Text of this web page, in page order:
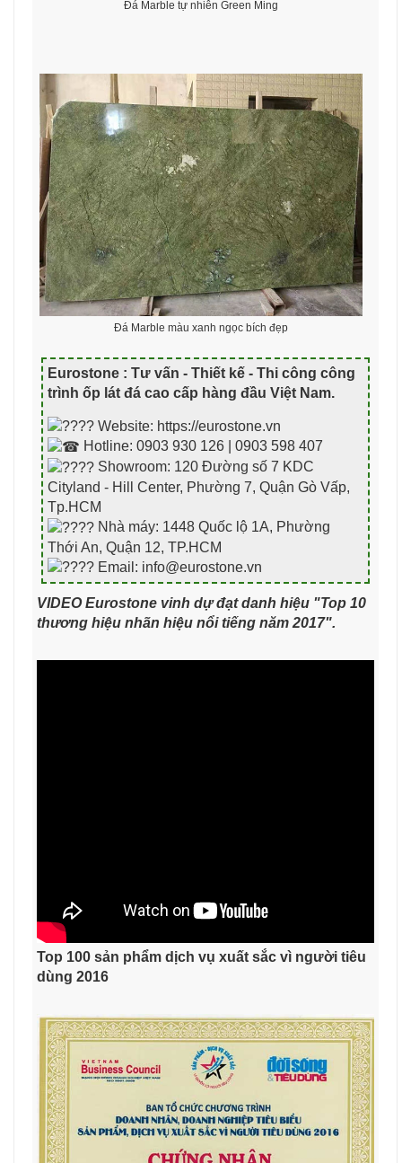
Đá Marble tự nhiên Green Ming
Đá Marble màu xanh ngọc bích đẹp
Eurostone : Tư vấn - Thiết kế - Thi công công
trình ốp lát đá cao cấp hàng đầu Việt Nam.
Website: https://eurostone.vn
Hotline: 0903 930 126 | 0903 598 407
Showroom: 120 Đường số 7 KDC
Cityland - Hill Center, Phường 7, Quận Gò Vấp,
Tp.HCM
Nhà máy: 1448 Quốc lộ 1A, Phường
Thới An, Quận 12, TP.HCM
Email: info@eurostone.vn
VIDEO Eurostone vinh dự đạt danh hiệu "Top 10
thương hiệu nhãn hiệu nổi tiếng năm 2017".
Top 100 sản phẩm dịch vụ xuất sắc vì người tiêu
dùng 2016